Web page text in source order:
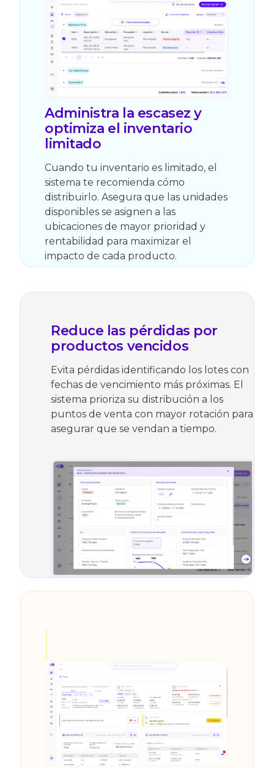
Administra la escasez y
optimiza el inventario
limitado
Cuando tu inventario es limitado, el
sistema te recomienda cómo
distribuirlo. Asegura que las unidades
disponibles se asignen a las
ubicaciones de mayor prioridad y
rentabilidad para maximizar el
impacto de cada producto.
Reduce las pérdidas por
productos vencidos
Evita pérdidas identificando los lotes con
fechas de vencimiento más próximas. El
sistema prioriza su distribución a los
puntos de venta con mayor rotación para
asegurar que se vendan a tiempo.